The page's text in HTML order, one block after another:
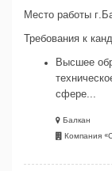
Место работы
Требования к
Высшее
сфере...
Балкан
Компания